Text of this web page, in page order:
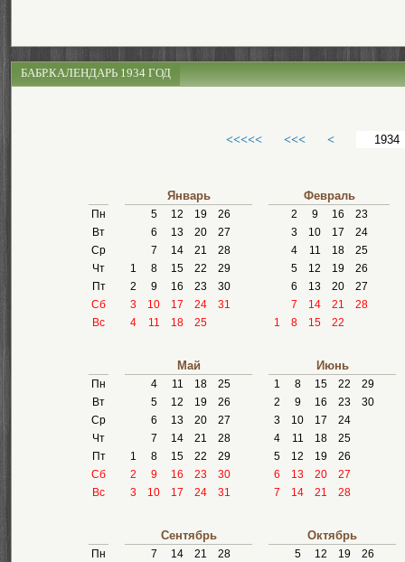
БАБР.КАЛЕНДАРЬ 1934 ГОД
<<<<< <<< <
Пн
Вт
Ср
Чт
Пт
Сб
Вс
Январь
5 12 19
26
6
13 20
27
7
14 21
28
1
8 15 22
29
2
9 16 23
30
3
10 17 24
31
4
11 18 25
Февраль
2 9 16
23
3
10 17
24
4
11 18
25
5
12 19
26
6
13 20
27
7
14 21
28
1
8 15 22
Пн
Вт
Ср
Чт
Пт
Сб
Вс
Май
4 11 18
25
5
12 19
26
6
13 20
27
7
14 21
28
1
8 15 22
29
2
9 16 23
30
3
10 17 24 31
Июнь
1 8 15 22
29
2
9 16 23
30
3
10 17
24
4
11 18
25
5
12 19
26
6
13 20
27
7
14 21 28
Пн
Сентябрь
7 14 21
28
Октябрь
5 12 19
26